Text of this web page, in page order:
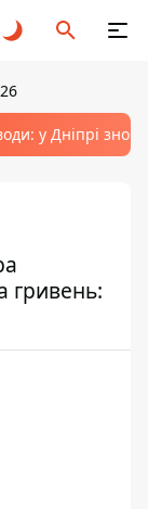
у Дніпрі
гривень: